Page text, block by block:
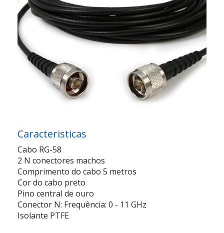
Caracteristicas
Cabo RG-58
2 N conectores machos
Comprimento do cabo 5 metros
Cor do cabo preto
Pino central de ouro
Conector N: Frequência: 0 - 11 GHz
Isolante PTFE